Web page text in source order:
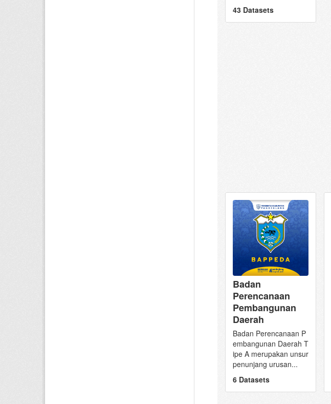
43 Datasets
Badan
Perencanaan
Pembangunan
Daerah
Badan Perencanaan P
embangunan Daerah T
ipe A merupakan unsur
penunjang urusan...
6 Datasets